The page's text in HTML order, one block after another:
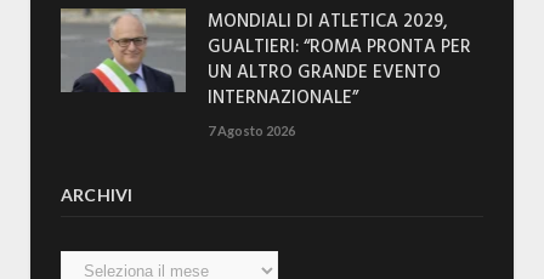
MONDIALI DI ATLETICA 2029,
GUALTIERI: “ROMA PRONTA PER
UN ALTRO GRANDE EVENTO
INTERNAZIONALE”
7 Agosto 2026
ARCHIVI
Archivi